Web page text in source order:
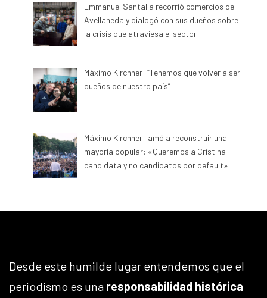
Emmanuel Santalla recorrió comercios de
Avellaneda y dialogó con sus dueños sobre
la crisis que atraviesa el sector
Máximo Kirchner: “Tenemos que volver a ser
dueños de nuestro país”
Máximo Kirchner llamó a reconstruir una
mayoría popular: «Queremos a Cristina
candidata y no candidatos por default»
Desde este humilde lugar entendemos que el
periodismo es una responsabilidad histórica